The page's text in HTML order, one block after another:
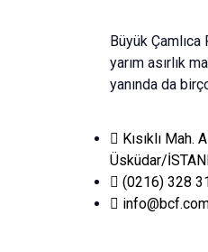
Büyük Çamlıca
yarım asırlık
yanında da
Kısıklı Mah.
Üsküdar/
(0216) 328